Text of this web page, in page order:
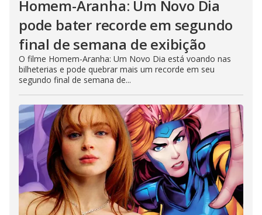
Homem-Aranha: Um Novo Dia
pode bater recorde em segundo
final de semana de exibição
O filme Homem-Aranha: Um Novo Dia está voando nas
bilheterias e pode quebrar mais um recorde em seu
segundo final de semana de...